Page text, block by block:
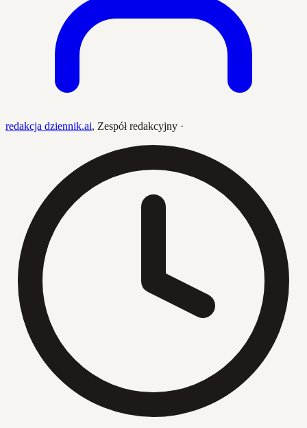
redakcja dziennik.ai, Zespół redakcyjny ·